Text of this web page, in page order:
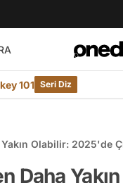
101 Seri Diz
Olabilir: 2025'de
Daha